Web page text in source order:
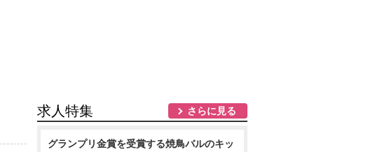
求人特集 さらに見る
グランプリ金賞を受賞する焼鳥バルのキッ